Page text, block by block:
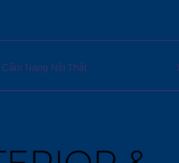
Cẩm Nang Nội Thất